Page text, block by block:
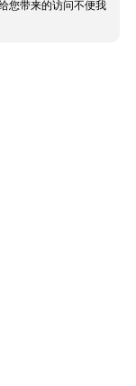
您带来的访问不便我